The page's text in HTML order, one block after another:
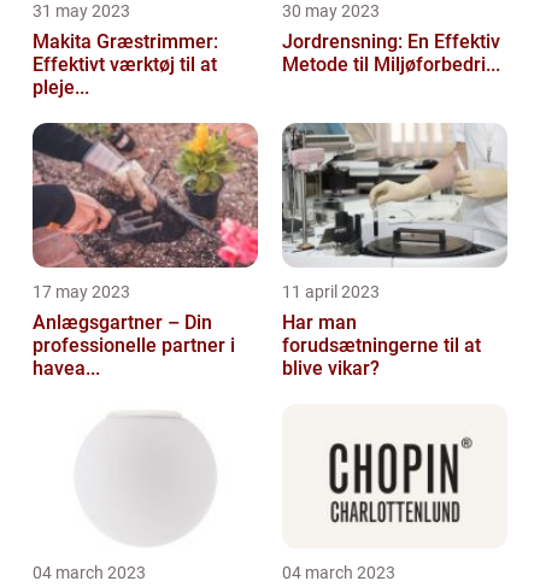
31 may 2023
Makita Græstrimmer:
Effektivt værktøj til at
pleje...
30 may 2023
Jordrensning: En Effektiv
Metode til Miljøforbedri...
17 may 2023
Anlægsgartner – Din
professionelle partner i
havea...
11 april 2023
Har man
forudsætningerne til at
blive vikar?
04 march 2023 04 march 2023